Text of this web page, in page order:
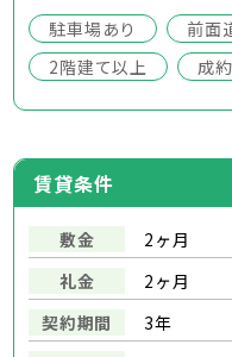
駐車場あり
前面
2階建て以上
成
賃貸条件
敷金
2ヶ月
礼金
2ヶ月
契約期間
3年